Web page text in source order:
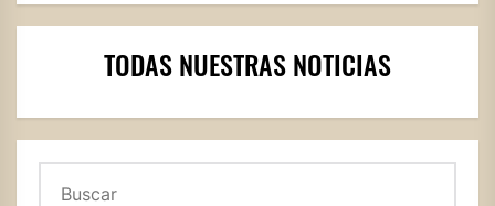
TODAS NUESTRAS NOTICIAS